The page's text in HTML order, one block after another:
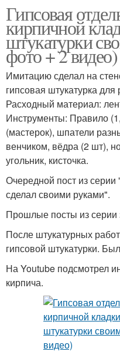
Гипсовая
кирпичной
штукатурки
фото + 2 видео)
Имитацию сделал на
гипсовая штукатурка для
Расходный материал:
Инструменты: Правило
(мастерок), шпатели
венчиком, вёдра (2 шт),
угольник, кисточка.
Очередной пост из
сделал своими руками".
Прошлые посты из серии
После штукатурных
гипсовой штукатурки.
На Youtube подсмотрел
кирпича.